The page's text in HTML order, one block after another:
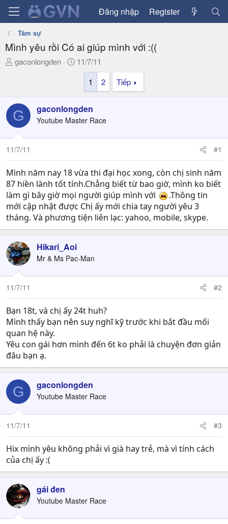
Đăng nhập Register
Tâm sự
Mình yêu rồi Có ai giúp mình với :((
T
a
d
s
t
a
t
e
gaconlongden
N
ử
i
11/7/11
1
2 Tiếp
G gaconlongden
Youtube Master Race
11/7/11 #1
Mình năm nay 18 vừa thi đại học xong, còn chị sinh năm
87 hiền lành tốt tính.Chẳng biết từ bao giờ, mình ko biết
làm gì bây giờ mọi người giúp mình với
.Thông tin
mới cập nhật được Chị ấy mới chia tay người yêu 3
tháng. Và phương tiện liên lạc: yahoo, mobile, skype.
Hikari_Aoi
Mr & Ms Pac-Man
11/7/11 #2
Bạn 18t, và chị ấy 24t huh?
Mình thấy bạn nên suy nghĩ kỹ trước khi bắt đầu mối
quan hệ này.
Yêu con gái hơn mình đến 6t ko phải là chuyện đơn giản
đâu bạn ạ.
G gaconlongden
Youtube Master Race
11/7/11 #3
Hix mình yêu không phải vì già hay trẻ, mà vì tính cách
của chị ấy :(
gái đen
Youtube Master Race